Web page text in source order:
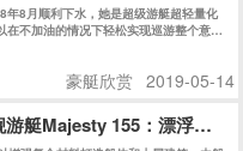
8月顺利下水，她是超级游艇超轻量化
在不加油的情况下轻松实现巡游整个意大
147分，再次证明了Permare船厂在绿色
豪艇欣赏 2019-05-14
艇Majesty 155：漂浮在海